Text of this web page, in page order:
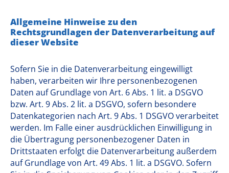
Allgemeine Hinweise zu den
Rechtsgrundlagen der Datenverarbeitung auf
dieser Website
Sofern Sie in die Datenverarbeitung eingewilligt
haben, verarbeiten wir Ihre personenbezogenen
Daten auf Grundlage von Art. 6 Abs. 1 lit. a DSGVO
bzw. Art. 9 Abs. 2 lit. a DSGVO, sofern besondere
Datenkategorien nach Art. 9 Abs. 1 DSGVO verarbeitet
werden. Im Falle einer ausdrücklichen Einwilligung in
die Übertragung personenbezogener Daten in
Drittstaaten erfolgt die Datenverarbeitung außerdem
auf Grundlage von Art. 49 Abs. 1 lit. a DSGVO. Sofern